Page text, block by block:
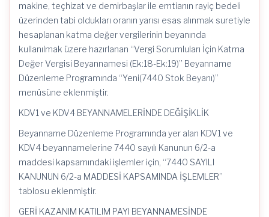
makine, teçhizat ve demirbaşlar ile emtianın rayiç bedeli
üzerinden tabi oldukları oranın yarısı esas alınmak suretiyle
hesaplanan katma değer vergilerinin beyanında
kullanılmak üzere hazırlanan “Vergi Sorumluları İçin Katma
Değer Vergisi Beyannamesi (Ek:18-Ek:19)” Beyanname
Düzenleme Programında “Yeni(7440 Stok Beyanı)”
menüsüne eklenmiştir.
KDV1 ve KDV4 BEYANNAMELERİNDE DEĞİŞİKLİK
Beyanname Düzenleme Programında yer alan KDV1 ve
KDV4 beyannamelerine 7440 sayılı Kanunun 6/2-a
maddesi kapsamındaki işlemler için, “7440 SAYILI
KANUNUN 6/2-a MADDESİ KAPSAMINDA İŞLEMLER”
tablosu eklenmiştir.
GERİ KAZANIM KATILIM PAYI BEYANNAMESİNDE